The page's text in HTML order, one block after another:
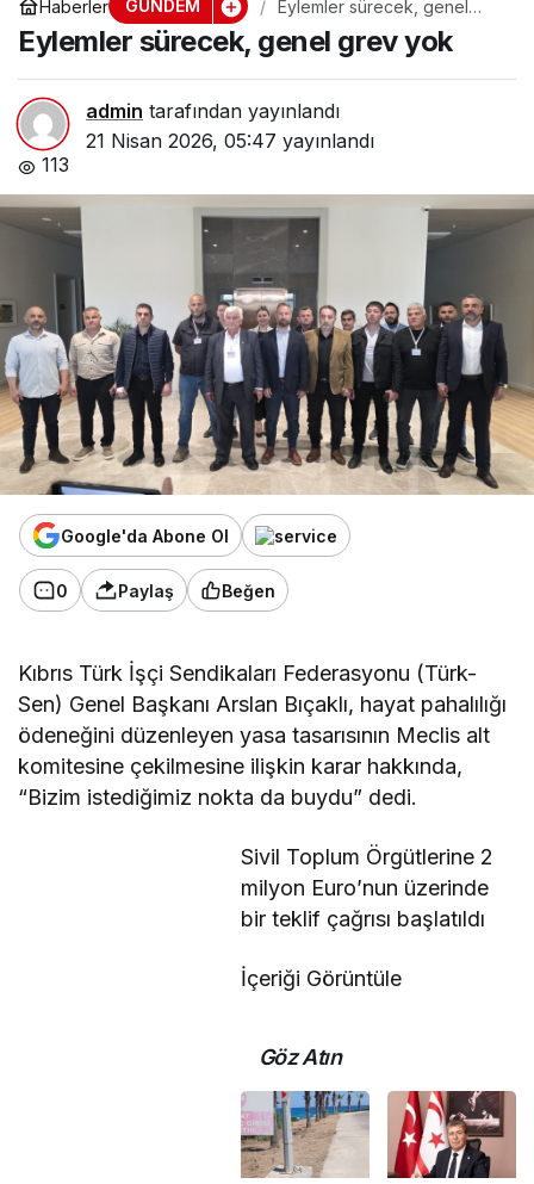
Haberler GÜNDEM
Eylemler sürecek, genel
grev yok
Eylemler sürecek, genel grev yok
admin tarafından yayınlandı
21 Nisan 2026, 05:47 yayınlandı
113
Google'da Abone Ol
0 Paylaş Beğen
Kıbrıs Türk İşçi Sendikaları Federasyonu (Türk-
Sen) Genel Başkanı Arslan Bıçaklı, hayat pahalılığı
ödeneğini düzenleyen yasa tasarısının Meclis alt
komitesine çekilmesine ilişkin karar hakkında,
“Bizim istediğimiz nokta da buydu” dedi.
Sivil Toplum Örgütlerine 2
milyon Euro’nun üzerinde
bir teklif çağrısı başlatıldı
İçeriği Görüntüle
Göz Atın